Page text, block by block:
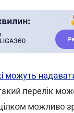
можуть
перелік
можливо